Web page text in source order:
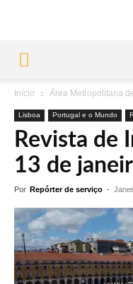
Início Área Metropolitana
Lisboa Portugal e o Mundo
Revista de
13 de
Por Repórter de serviço -